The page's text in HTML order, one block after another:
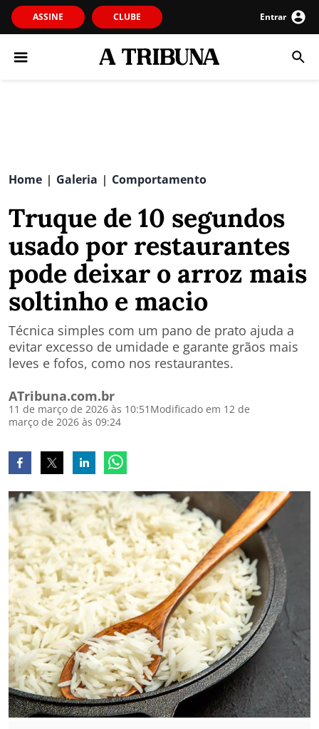
ASSINE CLUBE Entrar
Home | Galeria | Comportamento
Truque de 10 segundos
usado por restaurantes
pode deixar o arroz mais
soltinho e macio
Técnica simples com um pano de prato ajuda a
evitar excesso de umidade e garante grãos mais
leves e fofos, como nos restaurantes.
ATribuna.com.br
11 de março de 2026 às 10:51 Modificado em 12 de
março de 2026 às 09:24